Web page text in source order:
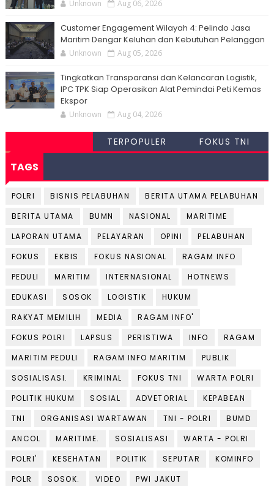
Unknown Aug 06, 2026
Customer Engagement Wilayah 4: Pelindo Jasa
Maritim Dengar Keluhan dan Kebutuhan Pelanggan
Unknown Aug 05, 2026
Tingkatkan Transparansi dan Kelancaran Logistik,
IPC TPK Siap Operasikan Alat Pemindai Peti Kemas
Ekspor
Unknown Aug 04, 2026
TERPOPULER FOKUS TNI
TAGS
POLRI BISNIS PELABUHAN
BERITA UTAMA PELABUHAN
BERITA UTAMA
BUMN NASIONAL
MARITIME
LAPORAN UTAMA
PELAYARAN OPINI
PELABUHAN
FOKUS
EKBIS FOKUS NASIONAL
RAGAM INFO
PEDULI
MARITIM INTERNASIONAL
HOTNEWS
EDUKASI
SOSOK LOGISTIK
HUKUM
RAKYAT MEMILIH
MEDIA
RAGAM INFO'
FOKUS POLRI
LAPSUS PERISTIWA INFO
RAGAM
MARITIM PEDULI
RAGAM INFO MARITIM
PUBLIK
SOSIALISASI.
KRIMINAL FOKUS TNI
WARTA POLRI
POLITIK HUKUM
SOSIAL ADVETORIAL
KEPABEAN
TNI
ORGANISASI WARTAWAN TNI - POLRI
BUMD
ANCOL
MARITIME. SOSIALISASI
WARTA - POLRI
POLRI'
KESEHATAN POLITIK SEPUTAR
KOMINFO
POLR
SOSOK. VIDEO
PWI JAKUT